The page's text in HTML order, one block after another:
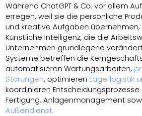
Während ChatGPT & Co. vor allem
erregen, weil sie die persönliche
und kreative Aufgaben
Künstliche Intelligenz, die die
Unternehmen grundlegend
Systeme betreffen die
automatisieren Wartungsarbeiten,
Störungen, optimieren Lagerlogistik
koordinieren Entscheidungsprozesse
Fertigung, Anlagenmanagement
Außendienst.